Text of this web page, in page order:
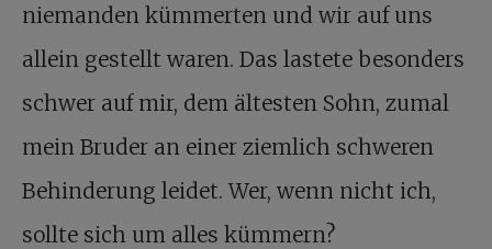
niemanden kümmerten und wir auf uns
allein gestellt waren. Das lastete besonders
schwer auf mir, dem ältesten Sohn, zumal
mein Bruder an einer ziemlich schweren
Behinderung leidet. Wer, wenn nicht ich,
sollte sich um alles kümmern?